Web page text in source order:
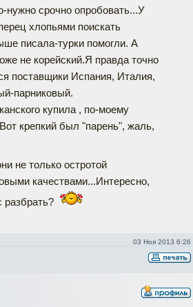
нужно срочно опробовать...У
хлопьями поискать
писала-турки помогли. А
не корейский.Я правда точно
поставщики Испания, Италия,
парниковый.
купила , по-моему
крепкий был "парень", жаль,
не только остротой
качествами...Интересно,
03 Ноя 2013 6:26